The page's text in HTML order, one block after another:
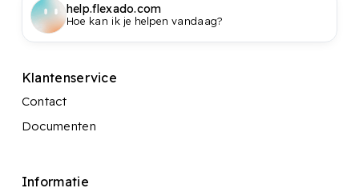
help.flexado.com
Hoe kan ik je helpen vandaag?
Klantenservice
Contact
Documenten
Informatie